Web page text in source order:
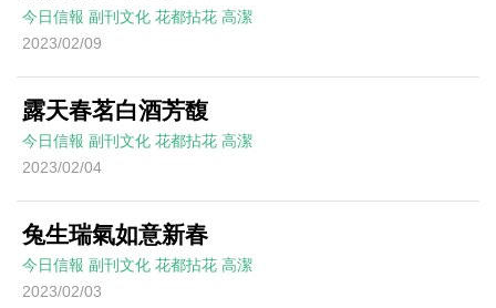
今日信報 副刊文化 花都拈花 高潔
2023/02/09
露天春茗白酒芳馥
今日信報 副刊文化 花都拈花 高潔
2023/02/04
兔生瑞氣如意新春
今日信報 副刊文化 花都拈花 高潔
2023/02/03